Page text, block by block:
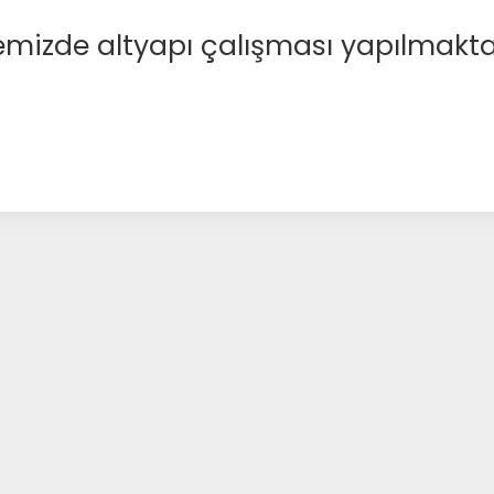
altyapı çalışması